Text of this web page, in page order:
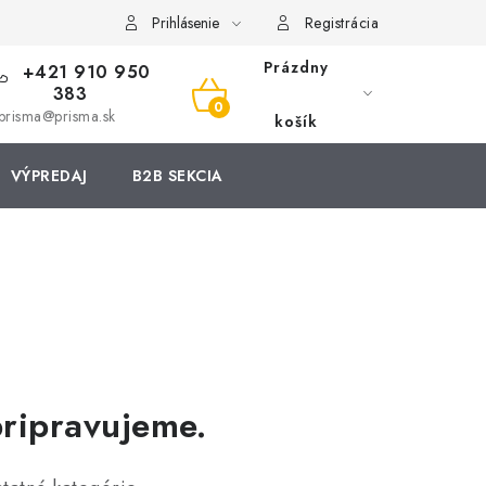
Prihlásenie Registrácia
+421 910 950
383
NÁKUPNÝ
KOŠÍK
Prázdny
košík
VÝPREDAJ B2B SEKCIA